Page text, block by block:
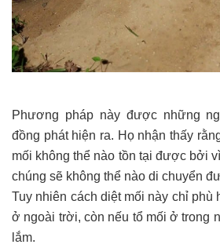
Phương pháp này được những
đồng phát hiện ra. Họ nhận thấy
mối không thể nào tồn tại được bởi
chúng sẽ không thể nào di chuyển
Tuy nhiên cách diệt mối này chỉ phù
ở ngoài trời, còn nếu tổ mối ở trong
lắm.